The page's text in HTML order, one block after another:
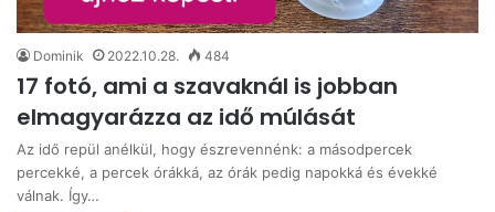
Dominik 2022.10.28. 484
17 fotó, ami a szavaknál is jobban
elmagyarázza az idő múlását
Az idő repül anélkül, hogy észrevennénk: a másodpercek
percekké, a percek órákká, az órák pedig napokká és évekké
válnak. Így…